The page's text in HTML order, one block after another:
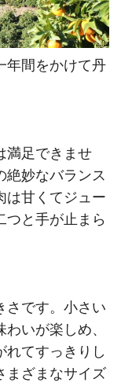
年間をかけて丹
満足できませ
絶妙なバランス
は甘くてジュー
つと手が止まら
さです。小さい
いが楽しめ、
れてすっきりし
まざまなサイズ